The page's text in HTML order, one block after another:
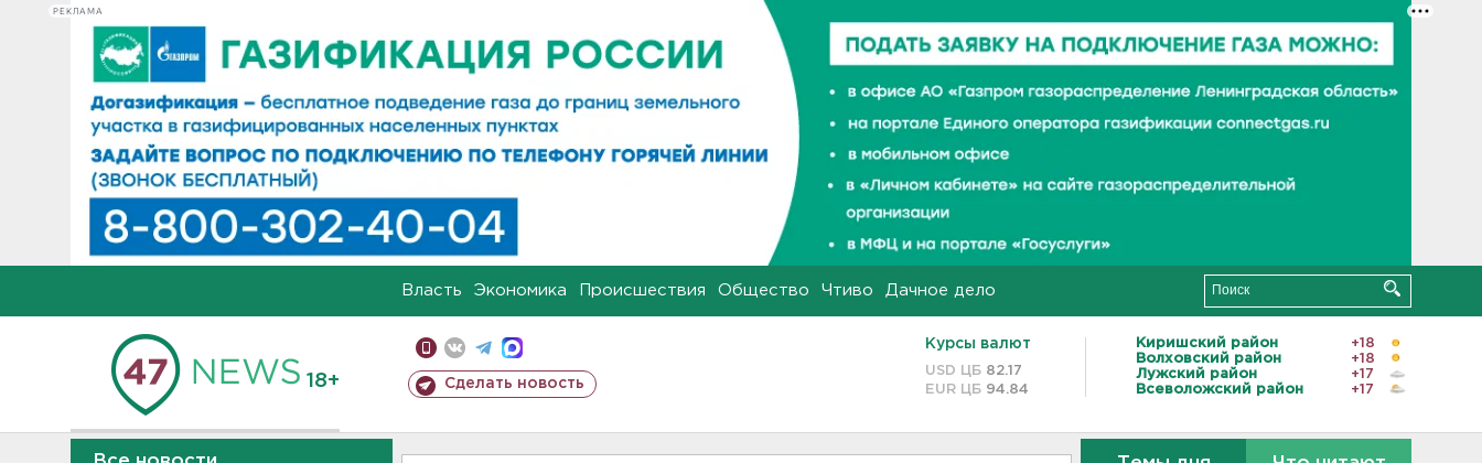
РЕКЛАМА
Власть Экономика Происшествия Общество Чтиво Дачное дело
18+ Сделать новость
Курсы валют
USD ЦБ 82.17
EUR ЦБ 94.84
Киришский район
+18
Волховский район
+18
Лужский район
+17
Всеволожский район
+17